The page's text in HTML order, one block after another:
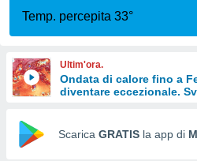
le
di
Web
Temp. percepita 33°
Ultim'ora.
Ondata di calore fino a
diventare eccezionale.
Scarica GRATIS la app di